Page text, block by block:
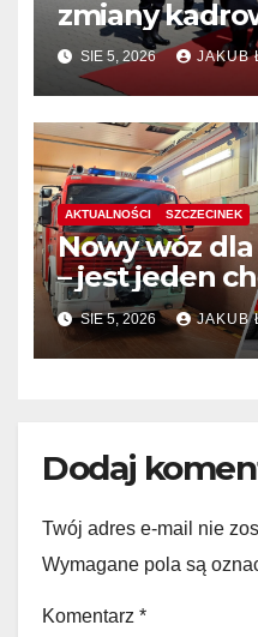
zmiany
SIE 5, 2026 JAKUB
AKTUALNOŚCI SZCZECINEK
Nowy wóz
– jest jeden
dostawę
SIE 5, 2026 JAKUB
Dodaj
Twój adres e-mail nie
Wymagane pola są
Komentarz *